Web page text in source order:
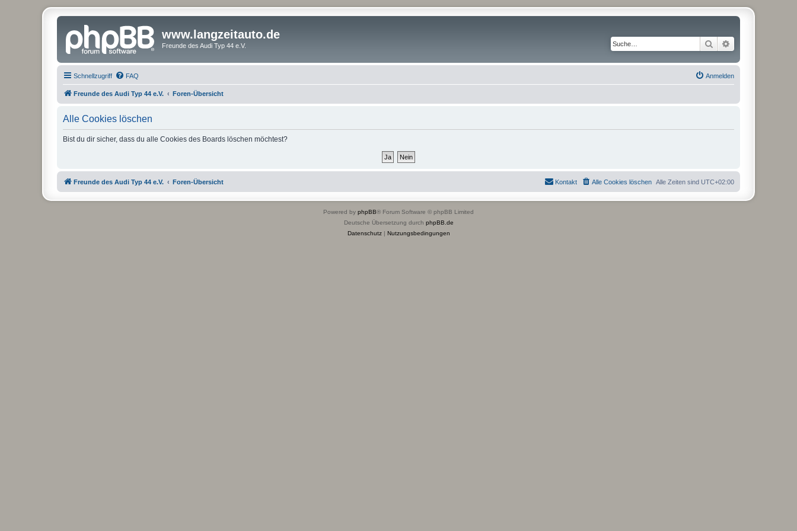
www.langzeitauto.de
Freunde des Audi Typ 44 e.V. Suche
Schnellzugriff FAQ Anmelden
Freunde des Audi Typ 44 e.V. Foren-Übersicht
Alle Cookies löschen
Bist du dir sicher, dass du alle Cookies des Boards löschen möchtest?
Freunde des Audi Typ 44 e.V. Foren-Übersicht Alle Zeiten sind UTC+02:00
Alle Cookies löschen
Kontakt
Powered by phpBB® Forum Software © phpBB Limited
Deutsche Übersetzung durch phpBB.de
Datenschutz| Nutzungsbedingungen